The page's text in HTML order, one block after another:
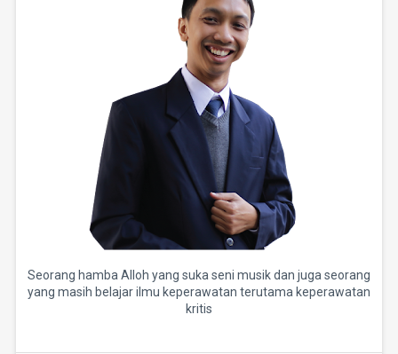
Seorang hamba Alloh yang suka seni musik dan juga seorang
yang masih belajar ilmu keperawatan terutama keperawatan
kritis